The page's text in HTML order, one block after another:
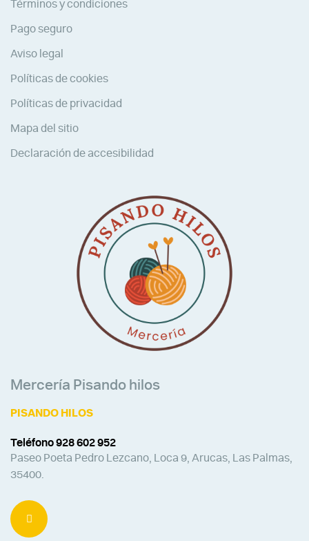
Términos y condiciones
Pago seguro
Aviso legal
Políticas de cookies
Políticas de privacidad
Mapa del sitio
Declaración de accesibilidad
Mercería Pisando hilos
PISANDO HILOS
Teléfono 928 602 952
Paseo Poeta Pedro Lezcano, Loca 9, Arucas, Las Palmas,
35400.